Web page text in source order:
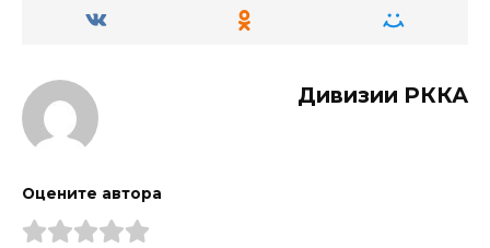
Дивизии РККА
Оцените автора